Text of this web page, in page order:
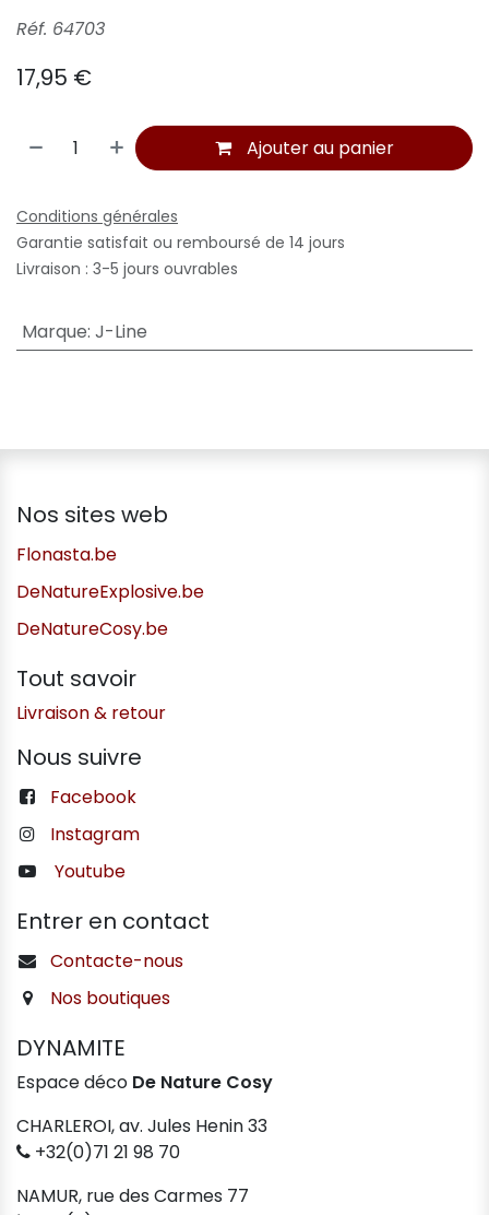
Réf. 64703
17,95 €
Ajouter au panier
Conditions générales
Garantie satisfait ou remboursé de 14 jours
Livraison : 3-5 jours ouvrables
Marque: J-Line
Nos sites web
Flonasta.be
DeNatureExplosive.be
DeNatureCosy.be
Tout savoir
Livraison & retour
Nous suivre
Facebook
Instagram
Youtube
Entrer en contact
Contacte-nous
Nos boutiques
DYNAMITE
Espace déco De Nature Cosy
CHARLEROI, av. Jules Henin 33
+32(0)71 21 98 70
NAMUR, rue des Carmes 77